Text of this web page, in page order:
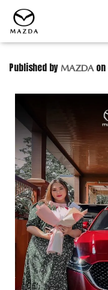
Published by MAZDAon